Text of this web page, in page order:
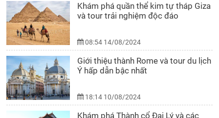
Khám phá quần thể kim tự tháp Giza
và tour trải nghiệm độc đáo
08:54 14/08/2024
Giới thiệu thành Rome và tour du lịch
Ý hấp dẫn bậc nhất
18:14 10/08/2024
Khám phá Thành cổ Đại Lý và các